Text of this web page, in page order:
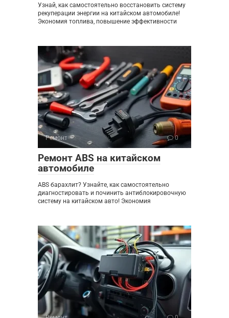
Узнай, как самостоятельно восстановить систему
рекуперации энергии на китайском автомобиле!
Экономия топлива, повышение эффективности
Ремонт 0
Ремонт ABS на китайском
автомобиле
ABS барахлит? Узнайте, как самостоятельно
диагностировать и починить антиблокировочную
систему на китайском авто! Экономия